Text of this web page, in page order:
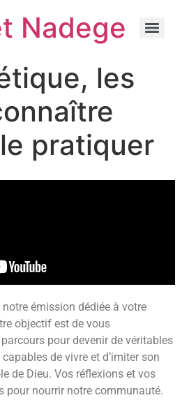
Nadege
les
pratiquer
notre émission dédiée à votre
objectif est de vous
pour devenir de véritables
de vivre et d’imiter son
de Dieu. Vos réflexions et vos
pour nourrir notre communauté.